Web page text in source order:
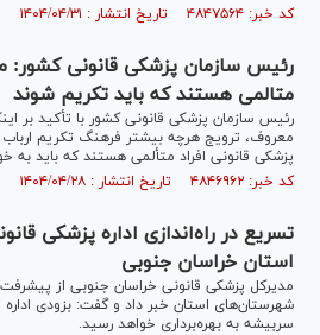
کد خبر: ۴۸۴۷۵۶۴ تاریخ انتشار : ۱۴۰۴/۰۴/۳۱
رئیس سازمان پزشکی قانونی کشور:
متالمی هستند که باید تکریم شوند
رئیس سازمان پزشکی قانونی کشور با تأکید بر
معروف، ترویج هرچه بیشتر فرهنگ تکریم
پزشکی قانونی افراد متألمی هستند که باید به
کد خبر: ۴۸۴۶۹۶۲ تاریخ انتشار : ۱۴۰۴/۰۴/۲۸
تسریع در راه‌اندازی اداره پزشکی
استان خراسان جنوبی
مدیرکل پزشکی قانونی خراسان جنوبی از پیشرفت
شهرستان‌های استان خبر داد و گفت: بزودی
سربیشه به بهره‌برداری خواهد رسید.